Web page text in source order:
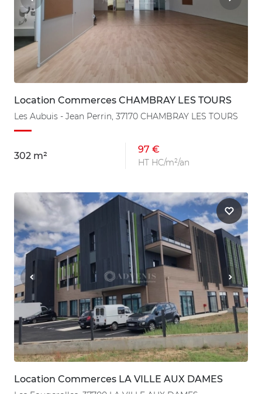
Location Commerces CHAMBRAY LES TOURS
Les Aubuis - Jean Perrin, 37170 CHAMBRAY LES TOURS
302 m²
97 €
HT HC/m²/an
Location Commerces LA VILLE AUX DAMES